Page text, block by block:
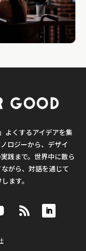
よくするアイデアを集
ロジーから、デザイ
践まで。世界中に散ら
がら、対話を通じて
ます。